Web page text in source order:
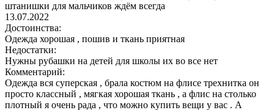
штанишки для мальчиков ждём всегда
13.07.2022
Достоинства:
Одежда хорошая , пошив и ткань приятная
Недостатки:
Нужны рубашки на детей для школы их во все нет
Комментарий:
Одежда вся суперская , брала костюм на флисе трехнитка он
просто классный , мягкая хорошая ткань , а флис на столько
плотный я очень рада , что можно купить вещи у вас . А